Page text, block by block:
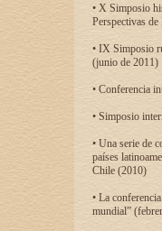
• X Simposio
Perspectivas
• IX Simposio
(junio de 2011)
• Conferencia
• Simposio
• Una serie de
países
Chile (2010)
• La
mundial”